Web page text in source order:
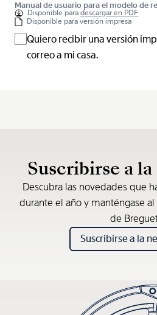
Manual de usuario para el modelo de
Disponible paradescargar en PDF
Disponible para versión impresa
Quiero recibir una versión
correo a mi casa.
Suscribirse a
Descubra las novedades que
durante el año y manténgase
de
Suscribirse a la